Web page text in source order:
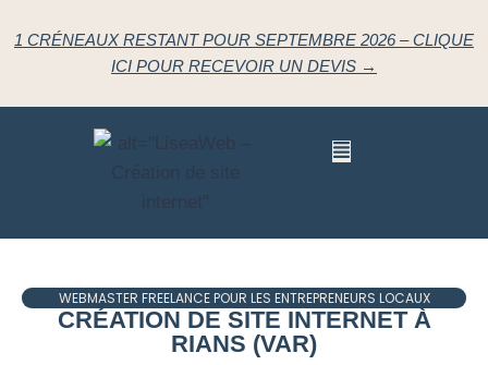
1 CRÉNEAUX RESTANT POUR SEPTEMBRE 2026 – CLIQUE
ICI POUR RECEVOIR UN DEVIS →
WEBMASTER FREELANCE POUR LES ENTREPRENEURS LOCAUX
CRÉATION DE SITE INTERNET À
RIANS (VAR)